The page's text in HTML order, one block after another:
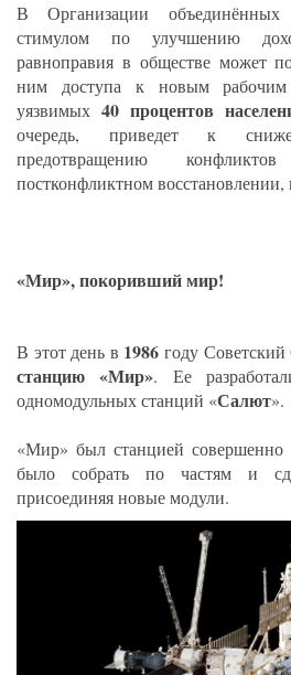
В Организации
стимулом по улучшению
равноправия в обществе может
ним доступа к новым рабочим
уязвимых40 процентов
очередь, приведет к
предотвращению
постконфликтном
«Мир», покоривший мир!
В этот день в 1986 году
станцию «Мир». Ее
одномодульных станций «Салют».
«Мир» был станцией
было собрать по частям и
присоединяя новые модули.